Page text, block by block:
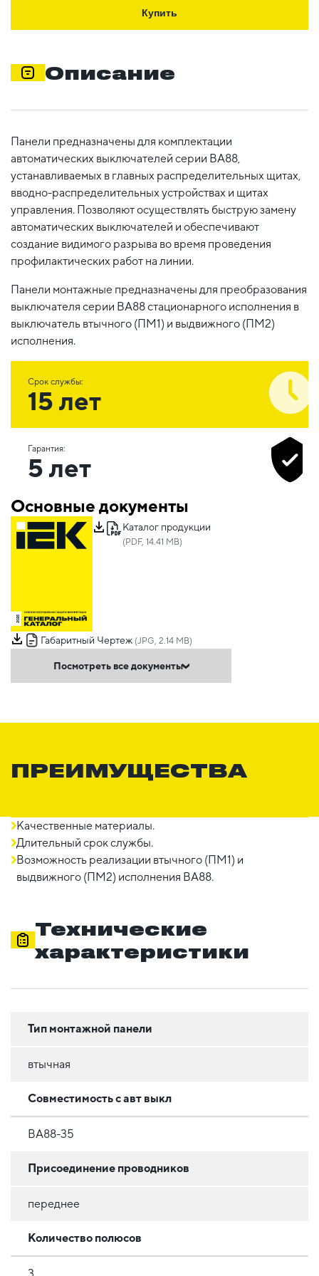
Купить
Описание
Панели предназначены для комплектации
автоматических выключателей серии ВА88,
устанавливаемых в главных распределительных щитах,
вводно-распределительных устройствах и щитах
управления. Позволяют осуществлять быструю замену
автоматических выключателей и обеспечивают
создание видимого разрыва во время проведения
профилактических работ на линии.
Панели монтажные предназначены для преобразования
выключателя серии ВА88 стационарного исполнения в
выключатель втычного (ПМ1) и выдвижного (ПМ2)
исполнения.
Срок службы:
15 лет
Гарантия:
5 лет
Основные документы
Каталог продукции
(PDF, 14.41 MB)
Габаритный Чертеж (JPG, 2.14 MB)
Посмотреть все документы
ПРЕИМУЩЕСТВА
Качественные материалы.
Длительный срок службы.
Возможность реализации втычного (ПМ1) и
выдвижного (ПМ2) исполнения ВА88.
Технические
характеристики
Тип монтажной панели
втычная
Совместимость с авт выкл
ВА88-35
Присоединение проводников
переднее
Количество полюсов